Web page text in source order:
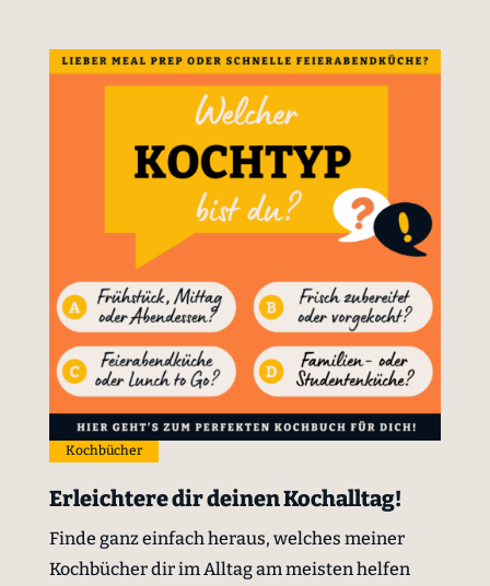
Kochbücher
Erleichtere dir deinen Kochalltag!
Finde ganz einfach heraus, welches meiner
Kochbücher dir im Alltag am meisten helfen